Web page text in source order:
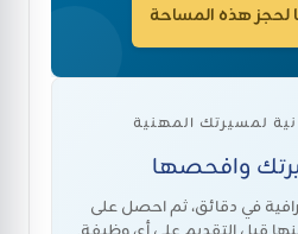
لحجز هذه المساحة
لمسيرتك المهنية
وافحصها
في دقائق، ثم احصل على